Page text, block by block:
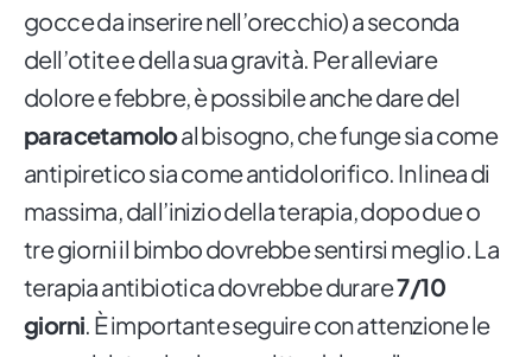
gocce da inserire nell’orecchio) a seconda
dell’otite e della sua gravità. Per alleviare
dolore e febbre, è possibile anche dare del
paracetamoloal bisogno, che funge sia come
antipiretico sia come antidolorifico. In linea di
massima, dall’inizio della terapia, dopo due o
tre giorni il bimbo dovrebbe sentirsi meglio. La
terapia antibiotica dovrebbe durare7/10
giorni. È importante seguire con attenzione le